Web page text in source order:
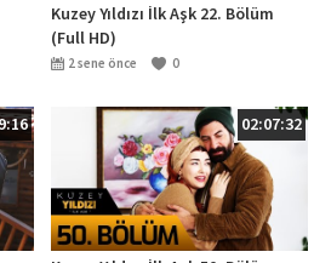
Kuzey Yıldızı İlk Aşk 22. Bölüm
(Full HD)
2 sene önce 0
02:07:32